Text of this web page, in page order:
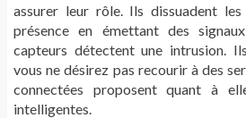
assurer leur rôle. Ils dissuadent
présence en émettant des
capteurs détectent une intrusion.
vous ne désirez pas recourir à des
connectées proposent quant à
intelligentes.